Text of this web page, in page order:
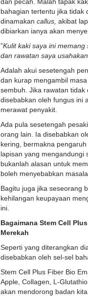
bahagian tertentu jika tidak
dinamakan callus, akibat
dibiarkan ianya akan
”Kulit kaki saya ini
dan rawatan saya
Adalah akui sesetengah
dan kurap mengambil
sembuh. Jika rawatan
disebabkan oleh fungus ini
merawat penyakit.
Ada pula sesetengah
orang lain. Ia disebabkan
kering, bermakna
lapisan yang mengandungi
bukanlah alasan untuk
boleh menyebabkan
Bagitu juga jika seseorang
kehilangan keupayaan
ini.
Bagaimana Stem Cell
Merekah
Seperti yang diterangkan
disebabkan oleh sel-sel
Stem Cell Plus Fiber Bio
Apple, Collagen, L-
akan mendorong badan